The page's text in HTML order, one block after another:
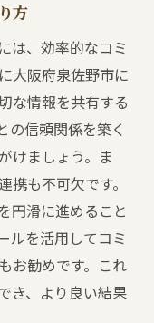
方
は、効率的なコミ
大阪府泉佐野市に
な情報を共有する
の信頼関係を築く
けましょう。ま
も不可欠です。
円滑に進めること
ルを活用してコミ
お勧めです。これ
き、より良い結果